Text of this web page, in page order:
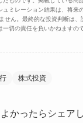
ミレーション結果は、将
ん。最終的な投資判断は
切の責任を負いかねますの
株式投資
よかったらシェア